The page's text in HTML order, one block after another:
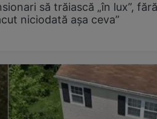
să trăiască „în lux”, fără
niciodată așa ceva”